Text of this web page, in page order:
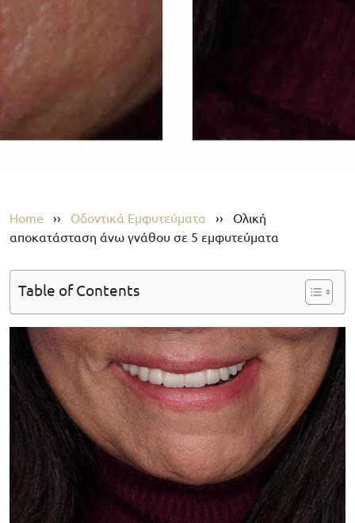
Home ›› Οδοντικά Εμφυτεύματα ›› Ολική
αποκατάσταση άνω γνάθου σε 5 εμφυτεύματα
Table of Contents